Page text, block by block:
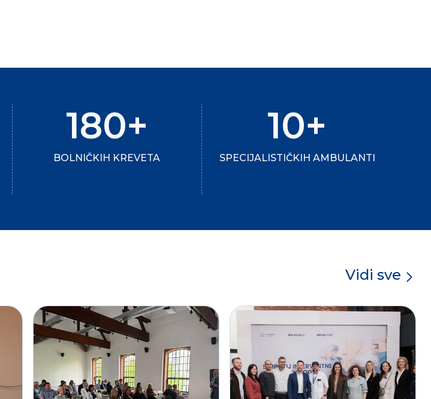
180+
BOLNIČKIH KREVETA
10+
SPECIJALISTIČKIH AMBULANTI
Vidi sve